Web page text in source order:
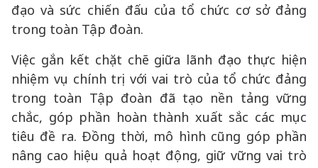
đạo và sức chiến đấu của tổ chức cơ sở đảng
trong toàn Tập đoàn.
Việc gắn kết chặt chẽ giữa lãnh đạo thực hiện
nhiệm vụ chính trị với vai trò của tổ chức đảng
trong toàn Tập đoàn đã tạo nền tảng vững
chắc, góp phần hoàn thành xuất sắc các mục
tiêu đề ra. Đồng thời, mô hình cũng góp phần
nâng cao hiệu quả hoạt động, giữ vững vai trò